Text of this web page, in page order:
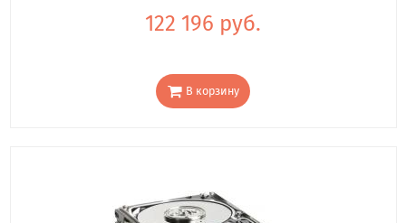
122 196 руб.
В корзину